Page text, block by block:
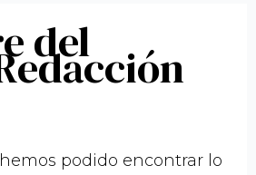
del
podido encontrar lo